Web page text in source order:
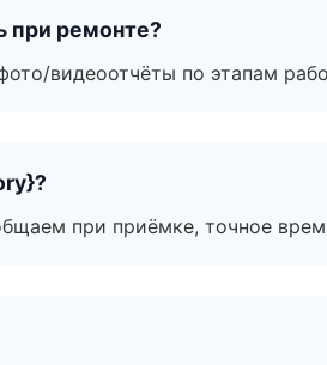
при ремонте?
видеоотчёты по этапам
при приёмке, точное